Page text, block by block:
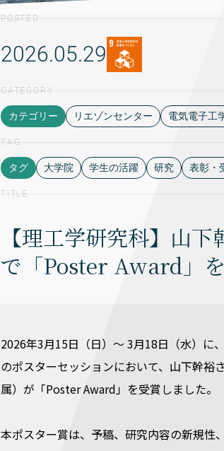
POSTED
2026.05.29
CATEGORY
カテゴリー リエゾンセンター 電気電子工
TAG
タグ 大学院 学生の活躍 研究 表彰・
TITLE
【理工学研究科】山
で「Poster Award」
2026年3月15日（日）〜 3月18日（水）に
のポスターセッションにおいて、山下幹裕
属）が「Poster Award」を受賞しました。
本ポスター賞は、予稿、研究内容の新規性